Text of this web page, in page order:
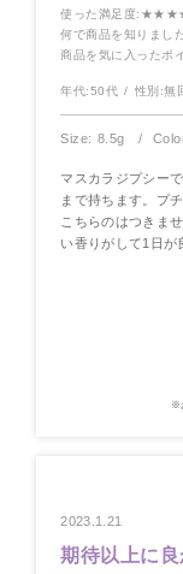
使った満足度
何で商品を知りまし
商品を気に入ったポ
年代:50代 性別:無
Size: 8.5g
マスカラジプシー
まで持ちます。プ
こちらのはつきま
い香りがして1日が
※
2023.1.21
期待以上に良